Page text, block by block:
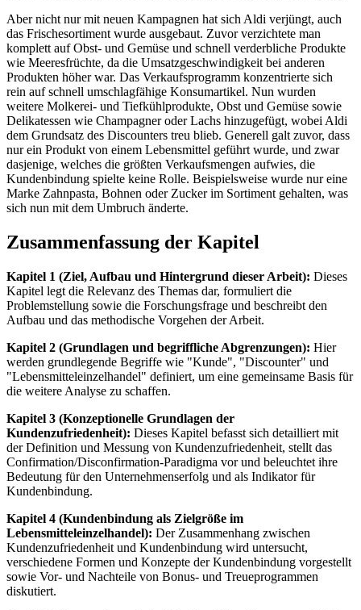
Aber nicht nur mit neuen Kampagnen hat sich Aldi verjüngt, auch
das Frischesortiment wurde ausgebaut. Zuvor verzichtete man
komplett auf Obst- und Gemüse und schnell verderbliche Produkte
wie Meeresfrüchte, da die Umsatzgeschwindigkeit bei anderen
Produkten höher war. Das Verkaufsprogramm konzentrierte sich
rein auf schnell umschlagfähige Konsumartikel. Nun wurden
weitere Molkerei- und Tiefkühlprodukte, Obst und Gemüse sowie
Delikatessen wie Champagner oder Lachs hinzugefügt, wobei Aldi
dem Grundsatz des Discounters treu blieb. Generell galt zuvor, dass
nur ein Produkt von einem Lebensmittel geführt wurde, und zwar
dasjenige, welches die größten Verkaufsmengen aufwies, die
Kundenbindung spielte keine Rolle. Beispielsweise wurde nur eine
Marke Zahnpasta, Bohnen oder Zucker im Sortiment gehalten, was
sich nun mit dem Umbruch änderte.
Zusammenfassung der Kapitel
Kapitel 1 (Ziel, Aufbau und Hintergrund dieser Arbeit): Dieses
Kapitel legt die Relevanz des Themas dar, formuliert die
Problemstellung sowie die Forschungsfrage und beschreibt den
Aufbau und das methodische Vorgehen der Arbeit.
Kapitel 2 (Grundlagen und begriffliche Abgrenzungen): Hier
werden grundlegende Begriffe wie "Kunde", "Discounter" und
"Lebensmitteleinzelhandel" definiert, um eine gemeinsame Basis für
die weitere Analyse zu schaffen.
Kapitel 3 (Konzeptionelle Grundlagen der
Kundenzufriedenheit): Dieses Kapitel befasst sich detailliert mit
der Definition und Messung von Kundenzufriedenheit, stellt das
Confirmation/Disconfirmation-Paradigma vor und beleuchtet ihre
Bedeutung für den Unternehmenserfolg und als Indikator für
Kundenbindung.
Kapitel 4 (Kundenbindung als Zielgröße im
Lebensmitteleinzelhandel): Der Zusammenhang zwischen
Kundenzufriedenheit und Kundenbindung wird untersucht,
verschiedene Formen und Konzepte der Kundenbindung vorgestellt
sowie Vor- und Nachteile von Bonus- und Treueprogrammen
diskutiert.